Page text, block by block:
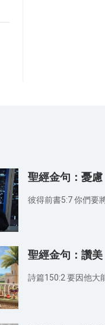
聖經金句：憂慮
彼得前書5:7 你們要
聖經金句：讚美
詩篇150:2 要因他大